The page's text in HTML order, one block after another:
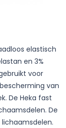
elastisch
en 3%
voor
van
De Heka fast
De